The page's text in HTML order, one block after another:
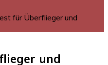
für Überflieger und
und